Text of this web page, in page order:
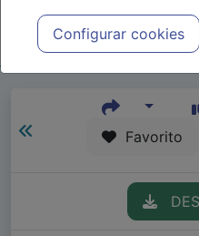
profesionales facultados
cada caso concreto, el
necesidades del paciente.
Configurar cookies
Repositorio de
psiquiatria.com|
Favorito